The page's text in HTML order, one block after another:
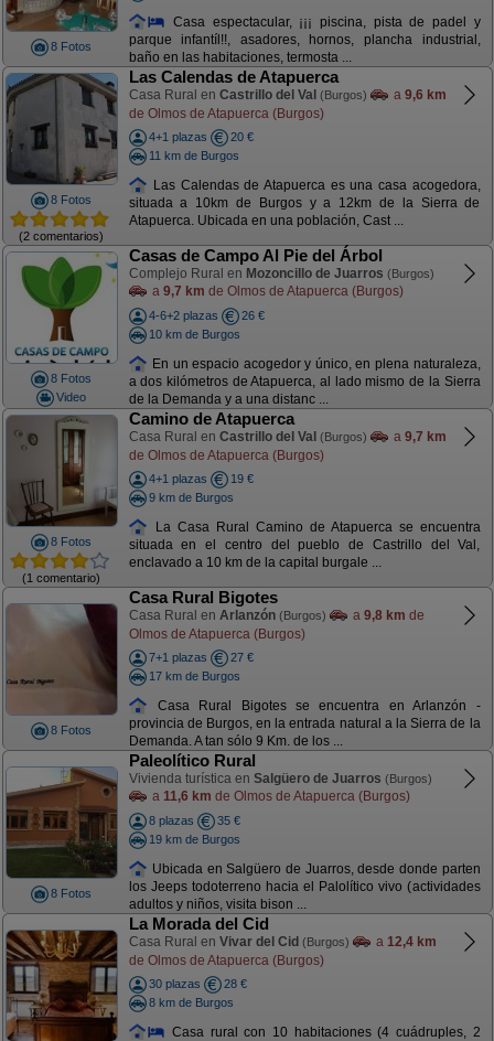
8 Fotos
Casa espectacular, ¡¡¡ piscina, pista de padel y
parque infantíl!!, asadores, hornos, plancha industrial,
baño en las habitaciones, termosta ...
8 Fotos
(2 comentarios)
Las Calendas de Atapuerca
Casa Rural en Castrillo del Val (Burgos) a 9,6 km
de Olmos de Atapuerca (Burgos)
4+1 plazas
20 €
11 km de Burgos
Las Calendas de Atapuerca es una casa acogedora,
situada a 10km de Burgos y a 12km de la Sierra de
Atapuerca. Ubicada en una población, Cast ...
8 Fotos
Video
Casas de Campo Al Pie del Árbol
Complejo Rural en Mozoncillo de Juarros (Burgos)
a 9,7 km de Olmos de Atapuerca (Burgos)
4-6+2 plazas
26 €
10 km de Burgos
En un espacio acogedor y único, en plena naturaleza,
a dos kilómetros de Atapuerca, al lado mismo de la Sierra
de la Demanda y a una distanc ...
8 Fotos
(1 comentario)
Camino de Atapuerca
Casa Rural en Castrillo del Val (Burgos) a 9,7 km
de Olmos de Atapuerca (Burgos)
4+1 plazas
19 €
9 km de Burgos
La Casa Rural Camino de Atapuerca se encuentra
situada en el centro del pueblo de Castrillo del Val,
enclavado a 10 km de la capital burgale ...
8 Fotos
Casa Rural Bigotes
Casa Rural en Arlanzón (Burgos) a 9,8 km de
Olmos de Atapuerca (Burgos)
7+1 plazas
27 €
17 km de Burgos
Casa Rural Bigotes se encuentra en Arlanzón -
provincia de Burgos, en la entrada natural a la Sierra de la
Demanda. A tan sólo 9 Km. de los ...
8 Fotos
Paleolítico Rural
Vivienda turística en Salgüero de Juarros (Burgos)
a 11,6 km de Olmos de Atapuerca (Burgos)
8 plazas
35 €
19 km de Burgos
Ubicada en Salgüero de Juarros, desde donde parten
los Jeeps todoterreno hacia el Palolítico vivo (actividades
adultos y niños, visita bison ...
La Morada del Cid
Casa Rural en Vivar del Cid (Burgos) a 12,4 km
de Olmos de Atapuerca (Burgos)
30 plazas
28 €
8 km de Burgos
Casa rural con 10 habitaciones (4 cuádruples, 2